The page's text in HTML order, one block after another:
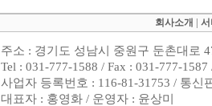
회사소개
주소 : 경기도 성남시 중원구 둔촌대로
Tel : 031-777-1588 / Fax : 031-777-
사업자 등록번호 : 116-81-31753 / 통신
대표자 : 홍영화 / 운영자 : 윤상미